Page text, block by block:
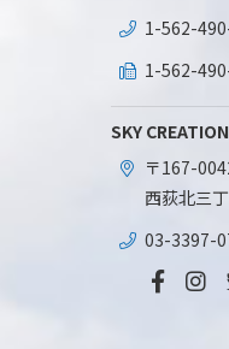
1-562-
1-562-
SKY
〒167-
西荻北三
03-3397-